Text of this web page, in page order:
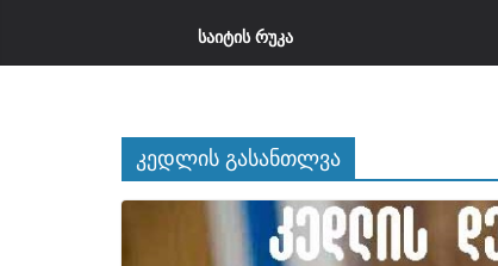
ᲡᲐᲘᲢᲘᲡ ᲠᲣᲙᲐ
კედლის გასანთლვა